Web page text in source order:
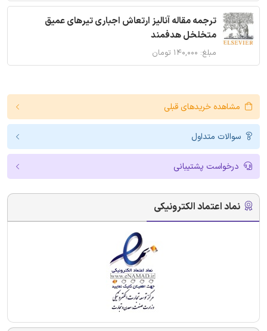
ترجمه مقاله آنالیز ارتعاش اجباری تیرهای عمیق
متخلخل هدفمند
مبلغ: ۱۴۰,۰۰۰ تومان
مشاهده خریدهای قبلی
سوالات متداول
درخواست پشتیبانی
نماد اعتماد الکترونیکی